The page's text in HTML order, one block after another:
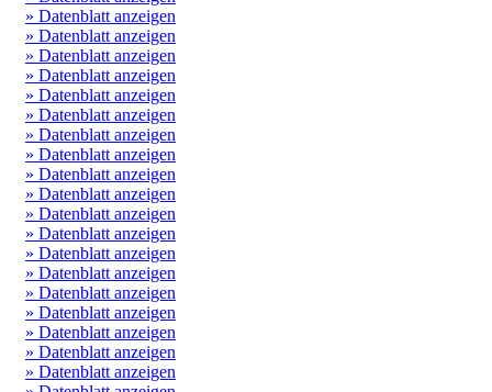
» Datenblatt anzeigen
» Datenblatt anzeigen
» Datenblatt anzeigen
» Datenblatt anzeigen
» Datenblatt anzeigen
» Datenblatt anzeigen
» Datenblatt anzeigen
» Datenblatt anzeigen
» Datenblatt anzeigen
» Datenblatt anzeigen
» Datenblatt anzeigen
» Datenblatt anzeigen
» Datenblatt anzeigen
» Datenblatt anzeigen
» Datenblatt anzeigen
» Datenblatt anzeigen
» Datenblatt anzeigen
» Datenblatt anzeigen
» Datenblatt anzeigen